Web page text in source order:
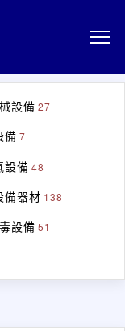
設備 27
備 7
設備 48
備器材 138
設備 51